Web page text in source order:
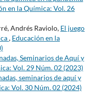
en la Química: Vol. 26
Andrés Raviolo, El juego
, Educación en la
Seminarios de Aquí y
Vol. 29 Núm. 02 (2023)
seminarios de aquí y
Vol. 30 Núm. 02 (2024)